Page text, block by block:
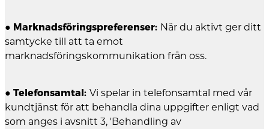
● Marknadsföringspreferenser: När du aktivt ger ditt
samtycke till att ta emot
marknadsföringskommunikation från oss.
● Telefonsamtal: Vi spelar in telefonsamtal med vår
kundtjänst för att behandla dina uppgifter enligt vad
som anges i avsnitt 3, 'Behandling av